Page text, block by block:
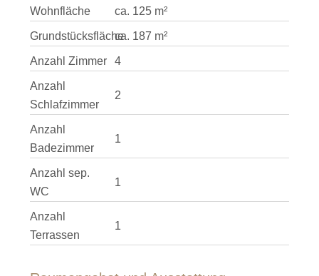
Wohnfläche ca. 125 m²
Grundstücksflächeca. 187 m²
Anzahl Zimmer 4
Anzahl
Schlafzimmer
2
Anzahl
Badezimmer
1
Anzahl sep.
WC
1
Anzahl
Terrassen
1